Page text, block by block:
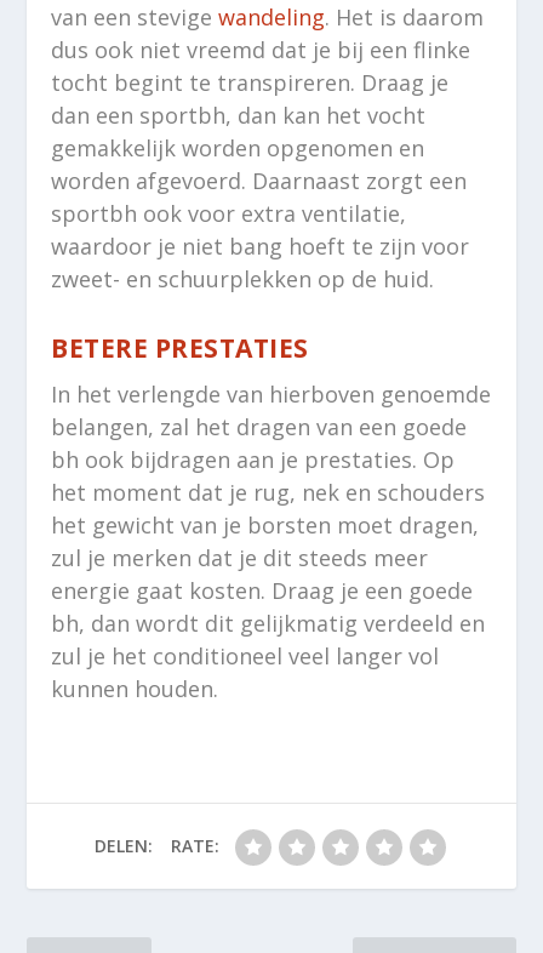
van een stevigewandeling. Het is daarom
dus ook niet vreemd dat je bij een flinke
tocht begint te transpireren. Draag je
dan een sportbh, dan kan het vocht
gemakkelijk worden opgenomen en
worden afgevoerd. Daarnaast zorgt een
sportbh ook voor extra ventilatie,
waardoor je niet bang hoeft te zijn voor
zweet- en schuurplekken op de huid.
BETERE PRESTATIES
In het verlengde van hierboven genoemde
belangen, zal het dragen van een goede
bh ook bijdragen aan je prestaties. Op
het moment dat je rug, nek en schouders
het gewicht van je borsten moet dragen,
zul je merken dat je dit steeds meer
energie gaat kosten. Draag je een goede
bh, dan wordt dit gelijkmatig verdeeld en
zul je het conditioneel veel langer vol
kunnen houden.
DELEN: RATE: